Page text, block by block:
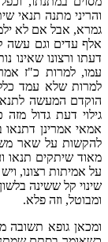
והריני מתנה תנאי
גמרא, אבל אם לא
אלף עדים וגם עשה
דעתו ורצונו
עמו, למרות כ"ז
למרות שלא עמד
הוקדם המעשה
גילוי דעת גדול
אמאי אמרינן
להקשות על שאר
מאוד שיתקים תנאו
על אמיתות רצונו,
שינוי קל ששינה
ומבוטל, וזה פלא.
ומכאן גופא תשובה